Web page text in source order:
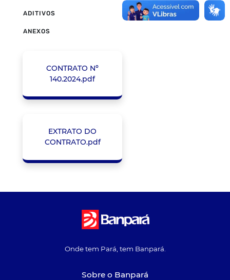
ADITIVOS
ANEXOS
CONTRATO Nº
140.2024.pdf
EXTRATO DO
CONTRATO.pdf
Onde tem Pará, tem Banpará.
Sobre o Banpará